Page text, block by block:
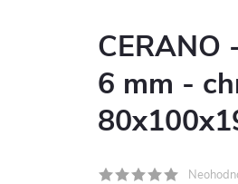
CERANO
6 mm -